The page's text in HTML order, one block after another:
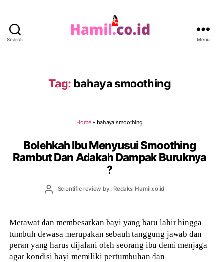
Search Menu
Tag: bahaya smoothing
Home» bahaya smoothing
Bolehkah Ibu Menyusui Smoothing
Rambut Dan Adakah Dampak Buruknya
?
PostScientific review by : Redaksi Hamil.co.id
Merawat dan membesarkan bayi yang baru lahir hingga
tumbuh dewasa merupakan sebauh tanggung jawab dan
peran yang harus dijalani oleh seorang ibu demi menjaga
agar kondisi bayi memiliki pertumbuhan dan